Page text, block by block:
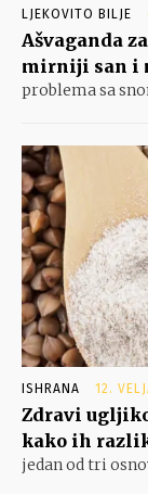
LJEKOVITO BILJE
Ašvaganda
mirniji san i
problema sa
ISHRANA 12.
Zdravi
kako ih
jedan od tri